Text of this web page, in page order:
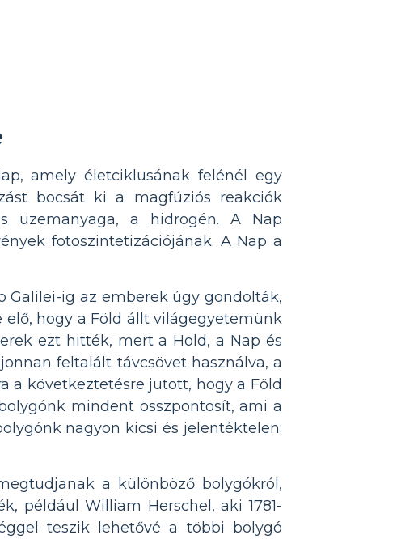
amely életciklusának felénél egy
bocsát ki a magfúziós reakciók
üzemanyaga, a hidrogén. A Nap
fotoszintetizációjának. A Nap a
Galilei-ig az emberek úgy gondolták,
hogy a Föld állt világegyetemünk
ezt hitték, mert a Hold, a Nap és
feltalált távcsövet használva, a
a következtetésre jutott, hogy a Föld
mindent összpontosít, ami a
nagyon kicsi és jelentéktelen;
a különböző bolygókról,
például William Herschel, aki 1781-
teszik lehetővé a többi bolygó